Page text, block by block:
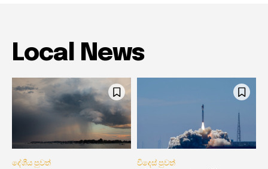
Local News
දේශීය පුවත් විදෙස් පුවත්